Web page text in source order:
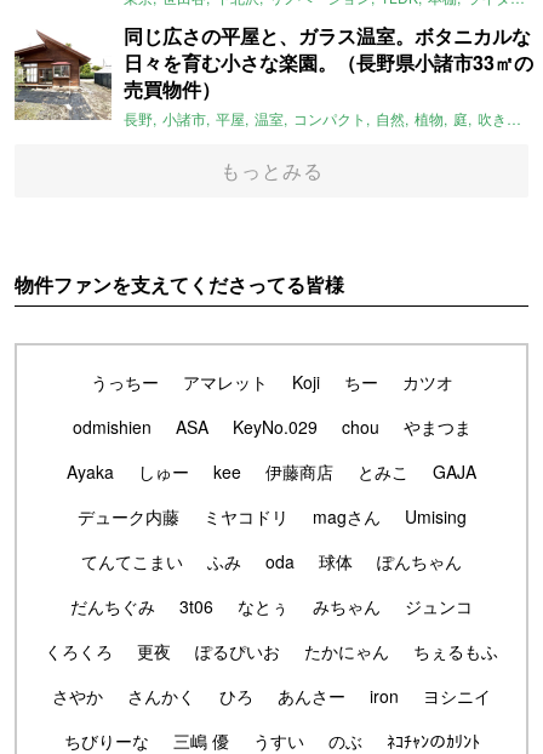
同じ広さの平屋と、ガラス温室。ボタニカルな
日々を育む小さな楽園。（長野県小諸市33㎡の
売買物件）
長野 小諸市 平屋 温室 コンパクト 自然 植物 庭 吹き抜け
もっとみる
物件ファンを支えてくださってる皆様
うっちー アマレット Koji ちー
カツオ
odmishien
ASA KeyNo.029 chou
やまつま
Ayaka
しゅー kee 伊藤商店 とみこ
GAJA
デューク内藤
ミヤコドリ magさん
Umising
てんてこまい
ふみ oda 球体
ぽんちゃん
だんちぐみ
3t06 なとぅ みちゃん
ジュンコ
くろくろ
更夜 ぽるぴいお たかにゃん
ちぇるもふ
さやか
さんかく ひろ あんさー iron
ヨシニイ
ちびりーな
三嶋 優 うすい のぶ
ﾈｺﾁｬﾝのｶﾘﾝﾄ